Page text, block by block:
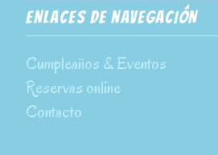
ENLACES DE NAVEGACIÓN
Cumpleaños & Eventos
Reservas online
Contacto